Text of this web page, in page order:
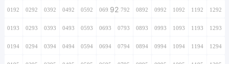
0192 0292 0392 0492 0592 0692920792 0892 0992 1092 1192 1292
0193 0293 0393 0493 0593 0693 0793 0893 0993 1093 1193 1293
0194 0294 0394 0494 0594 0694 0794 0894 0994 1094 1194 1294